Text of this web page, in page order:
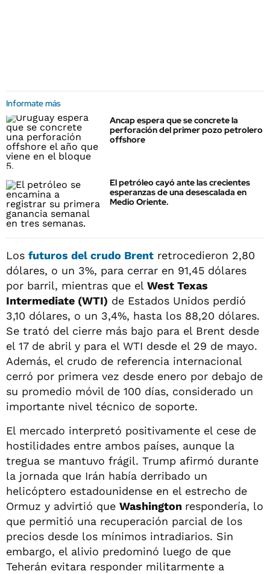
Informate más
Ancap espera que se concrete la
perforación del primer pozo petrolero
offshore
El petróleo cayó ante las crecientes
esperanzas de una desescalada en
Medio Oriente.
Los futuros del crudo Brent retrocedieron 2,80
dólares, o un 3%, para cerrar en 91,45 dólares
por barril, mientras que el West Texas
Intermediate (WTI) de Estados Unidos perdió
3,10 dólares, o un 3,4%, hasta los 88,20 dólares.
Se trató del cierre más bajo para el Brent desde
el 17 de abril y para el WTI desde el 29 de mayo.
Además, el crudo de referencia internacional
cerró por primera vez desde enero por debajo de
su promedio móvil de 100 días, considerado un
importante nivel técnico de soporte.
El mercado interpretó positivamente el cese de
hostilidades entre ambos países, aunque la
tregua se mantuvo frágil. Trump afirmó durante
la jornada que Irán había derribado un
helicóptero estadounidense en el estrecho de
Ormuz y advirtió que Washington respondería, lo
que permitió una recuperación parcial de los
precios desde los mínimos intradiarios. Sin
embargo, el alivio predominó luego de que
Teherán evitara responder militarmente a